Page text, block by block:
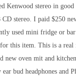
Kenwood stereo in
CD stereo. I paid $250
used mini fridge or
this item. This is a
new oven mit and
ear bud headphones and